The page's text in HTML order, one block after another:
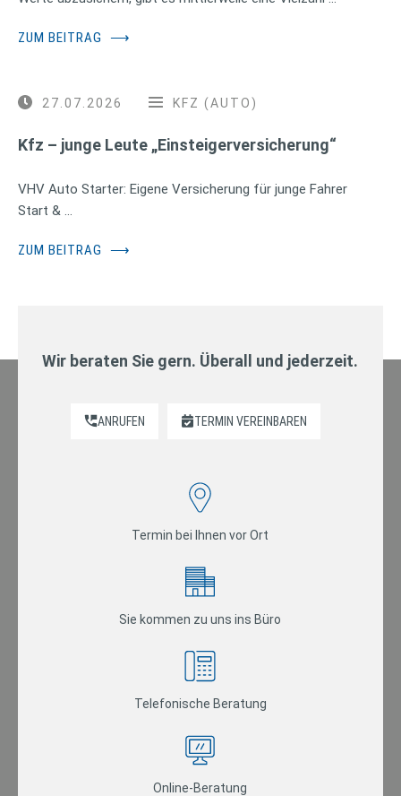
ZUM BEITRAG ⟶
27.07.2026 KFZ (AUTO)
Kfz – junge Leute „Einsteigerversicherung“
VHV Auto Starter: Eigene Versicherung für junge Fahrer
Start & …
ZUM BEITRAG ⟶
Wir beraten Sie gern. Überall und jederzeit.
ANRUFEN TERMIN VEREINBAREN
Termin bei Ihnen vor Ort
Sie kommen zu uns ins Büro
Telefonische Beratung
Online-Beratung